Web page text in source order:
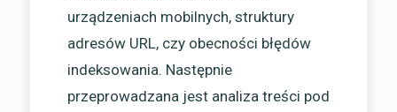
urządzeniach mobilnych, struktury
adresów URL, czy obecności błędów
indeksowania. Następnie
przeprowadzana jest analiza treści pod